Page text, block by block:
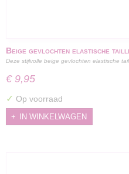
Beige gevlochten elastische
gesp en witte details - 100 cm
Deze stijlvolle beige gevlochten elastische
€ 9,95
✓ Op voorraad
IN WINKELWAGEN